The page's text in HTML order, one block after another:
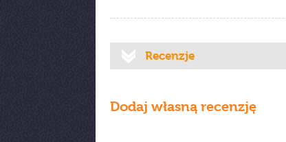
Recenzje
Dodaj własną recenzję